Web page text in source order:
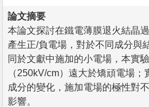
論文摘要
本論文探討在鐵電薄膜退火結晶
產生正/負電場，對於不同成分與
同於文獻中施加的小電場，本實
（250kV/cm）遠大於矯頑電場
成分的變化，施加電場的極性對
影響。